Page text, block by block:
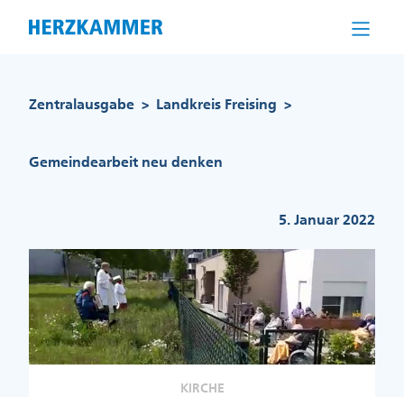
Zentralausgabe > Landkreis Freising >
Gemeindearbeit neu denken
5. Januar 2022
KIRCHE